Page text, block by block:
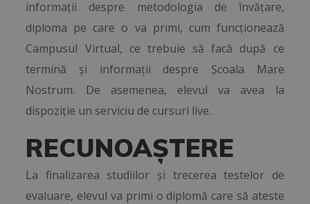
informații despre metodologia de învățare,
diploma pe care o va primi, cum funcționează
Campusul Virtual, ce trebuie să facă după ce
termină și informații despre Școala Mare
Nostrum. De asemenea, elevul va avea la
dispoziție un serviciu de cursuri live.
RECUNOAȘTERE
La finalizarea studiilor și trecerea testelor de
evaluare, elevul va primi o diplomă care să ateste